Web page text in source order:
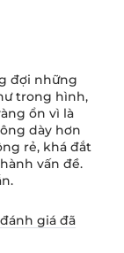
đợi những
trong hình,
ổn vì là
dày hơn
rẻ, khá đắt
vấn đề.
giá đã